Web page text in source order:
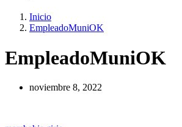
Inicio
EmpleadoMuniOK
EmpleadoMuniOK
noviembre 8, 2022